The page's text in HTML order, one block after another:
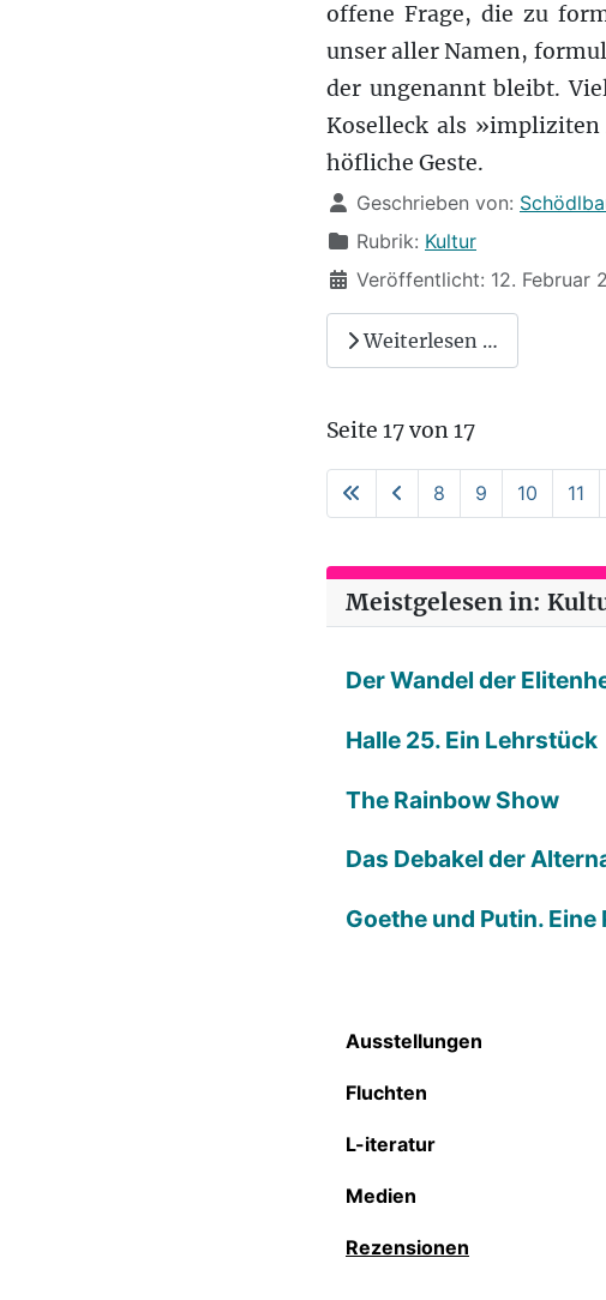
offene Frage, die zu
unser aller Namen,
der ungenannt bleibt.
Koselleck als »impliziten
höfliche Geste.
DetailsGeschrieben von:
Rubrik: Kultur
Veröffentlicht: 12. Februar
Weiterlesen …
Seite 17 von 17
8 9 10 11
Meistgelesen in:
Der Wandel der
Halle 25. Ein Lehrstück
The Rainbow Show
Das Debakel der
Goethe und Putin. Eine
Ausstellungen
Fluchten
L-iteratur
Medien
Rezensionen